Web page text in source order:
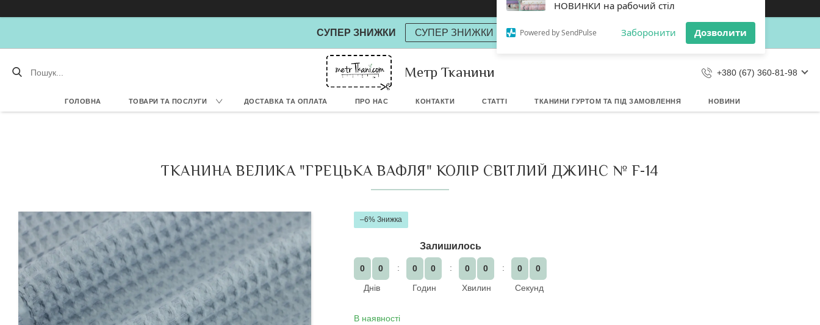
відправляти Вам сповіщення про
Дозволити
Кошик
СУПЕР ЗНИЖКИ СУПЕР ЗНИЖКИ
Метр Тканини +380 (67) 360-81-98
ГОЛОВНА ТОВАРИ ТА ПОСЛУГИ ДОСТАВКА ТА ОПЛАТА ПРО НАС КОНТАКТИ СТАТТІ ТКАНИНИ ГУРТОМ ТА ПІД ЗАМОВЛЕННЯ НОВИНИ
ТКАНИНА ВЕЛИКА "ГРЕЦЬКА ВАФЛЯ" КОЛІР СВІТЛИЙ ДЖИНС № F-14
–6%
Залишилось
0
0
Днів
0
0
Годин
0
0
Хвилин
0
0
Секунд
В наявності